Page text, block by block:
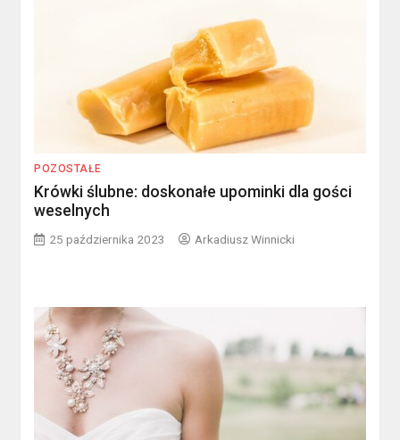
POZOSTAŁE
Krówki ślubne: doskonałe upominki dla gości
weselnych
25 października 2023 Arkadiusz Winnicki